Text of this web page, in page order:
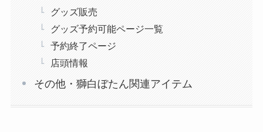
グッズ販売
グッズ予約可能ページ一覧
予約終了ページ
店頭情報
その他・獅白ぼたん関連アイテム